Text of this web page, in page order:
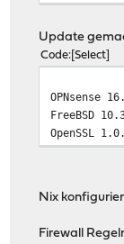
pflog0:
pfsync0:
enc0:
nd6
lo0:
Update
Code Select
OPNsense
FreeBSD
OpenSSL
Nix
Firewall